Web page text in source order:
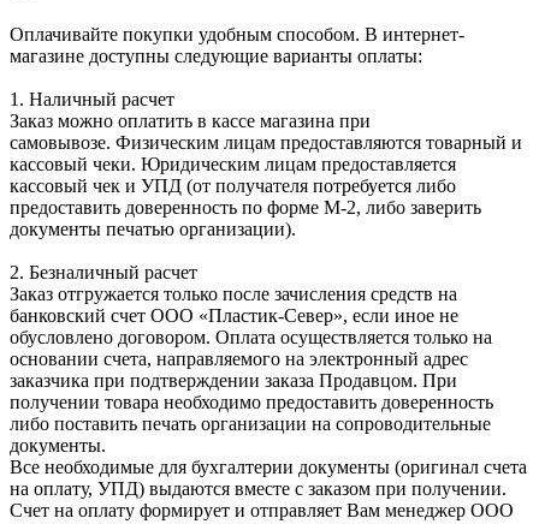
Оплачивайте покупки удобным способом. В интернет-
магазине доступны следующие варианты оплаты:
1. Наличный расчет
Заказ можно оплатить в кассе магазина при
самовывозе. Физическим лицам предоставляются товарный и
кассовый чеки. Юридическим лицам предоставляется
кассовый чек и УПД (от получателя потребуется либо
предоставить доверенность по форме М-2, либо заверить
документы печатью организации).
2. Безналичный расчет
Заказ отгружается только после зачисления средств на
банковский счет ООО «Пластик-Север», если иное не
обусловлено договором. Оплата осуществляется только на
основании счета, направляемого на электронный адрес
заказчика при подтверждении заказа Продавцом. При
получении товара необходимо предоставить доверенность
либо поставить печать организации на сопроводительные
документы.
Все необходимые для бухгалтерии документы (оригинал счета
на оплату, УПД) выдаются вместе с заказом при получении.
Счет на оплату формирует и отправляет Вам менеджер ООО